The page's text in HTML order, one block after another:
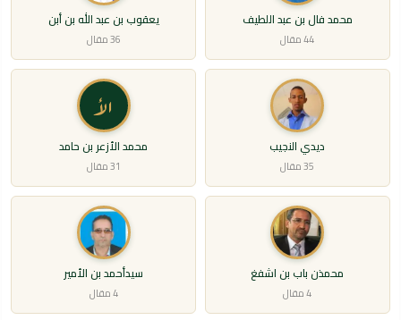
محمد فال بن عبد اللطيف
44 مقال
يعقوب بن عبد الله بن أبن
36 مقال
ديدي النجيب
35 مقال
الأ
محمد الأزعر بن حامد
31 مقال
محمذن باب بن اشفغ
4 مقال
سيدأحمد بن الأمير
4 مقال